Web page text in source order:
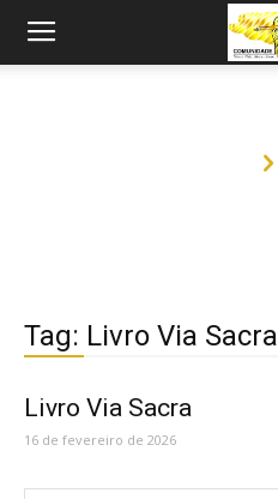
Tag: Livro Via Sacra
Livro Via Sacra
16 de fevereiro de 2026